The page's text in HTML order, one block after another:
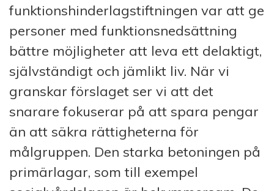
funktionshinderlagstiftningen var att ge
personer med funktionsnedsättning
bättre möjligheter att leva ett delaktigt,
självständigt och jämlikt liv. När vi
granskar förslaget ser vi att det
snarare fokuserar på att spara pengar
än att säkra rättigheterna för
målgruppen. Den starka betoningen på
primärlagar, som till exempel